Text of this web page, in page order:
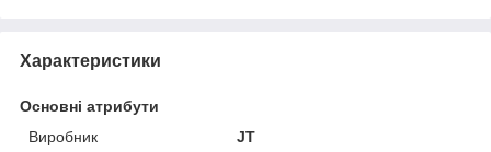
Характеристики
Основні атрибути
Виробник
JT